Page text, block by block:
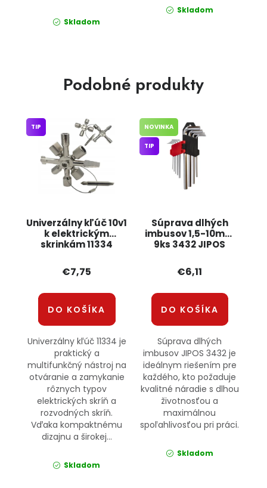
Skladom
Skladom
Podobné produkty
Univerzálny kľúč 10v1
k elektrickým
skrinkám 11334
TIP
€7,75
DO KOŠÍKA
Univerzálny kľúč 11334 je
praktický a
multifunkčný nástroj na
otváranie a zamykanie
rôznych typov
elektrických skríň a
rozvodných skríň.
Vďaka kompaktnému
dizajnu a širokej...
Skladom
Súprava dlhých
imbusov 1,5-10mm
9ks 3432 JIPOS
NOVINKA
TIP
€6,11
DO KOŠÍKA
Súprava dlhých
imbusov JIPOS 3432 je
ideálnym riešením pre
každého, kto požaduje
kvalitné náradie s dlhou
životnosťou a
maximálnou
spoľahlivosťou pri práci.
Skladom